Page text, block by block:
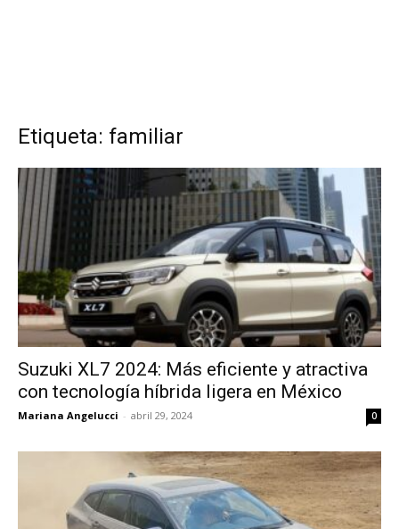
Etiqueta: familiar
Suzuki XL7 2024: Más eficiente y atractiva
con tecnología híbrida ligera en México
Mariana Angelucci - abril 29, 2024 0